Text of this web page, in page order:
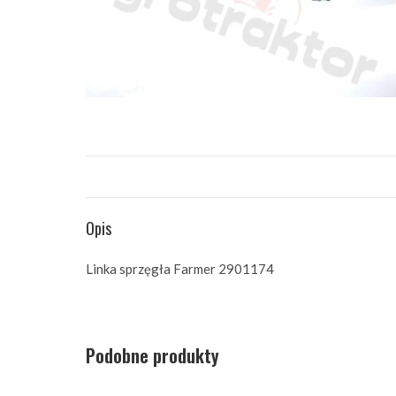
Opis
Linka sprzęgła Farmer 2901174
Podobne produkty